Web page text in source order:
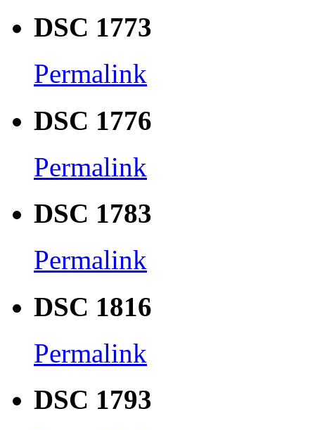
DSC 1773
Permalink
DSC 1776
Permalink
DSC 1783
Permalink
DSC 1816
Permalink
DSC 1793